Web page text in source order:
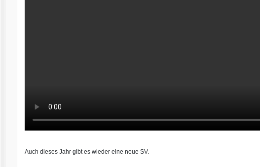
Auch dieses Jahr gibt es wieder eine neue SV.